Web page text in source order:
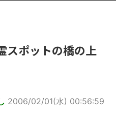
スポットの橋の上
2006/02/01(水) 00:56:59